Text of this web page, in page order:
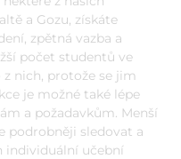
a Gozu, získáte
zpětná vazba a
počet studentů ve
nich, protože se jim
je možné také lépe
a požadavkům. Menší
podrobněji sledovat a
individuální učební